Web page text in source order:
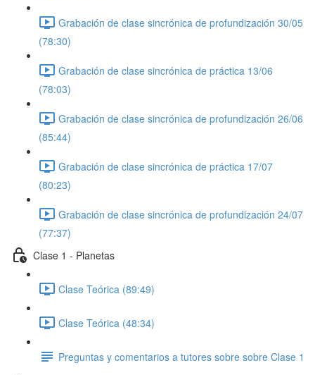
Grabación de clase sincrónica de profundización 30/05
(78:30)
Grabación de clase sincrónica de práctica 13/06
(78:03)
Grabación de clase sincrónica de profundización 26/06
(85:44)
Grabación de clase sincrónica de práctica 17/07
(80:23)
Grabación de clase sincrónica de profundización 24/07
(77:37)
Clase 1 - Planetas
Clase Teórica (89:49)
Clase Teórica (48:34)
Preguntas y comentarios a tutores sobre sobre Clase 1